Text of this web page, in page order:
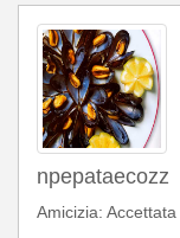
npepataecozz
Amicizia: Accettata